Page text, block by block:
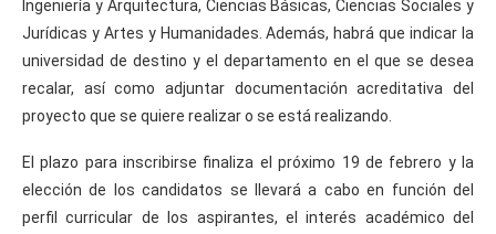
Ingeniería y Arquitectura, Ciencias Básicas, Ciencias Sociales y
Jurídicas y Artes y Humanidades. Además, habrá que indicar la
universidad de destino y el departamento en el que se desea
recalar, así como adjuntar documentación acreditativa del
proyecto que se quiere realizar o se está realizando.
El plazo para inscribirse finaliza el próximo 19 de febrero y la
elección de los candidatos se llevará a cabo en función del
perfil curricular de los aspirantes, el interés académico del